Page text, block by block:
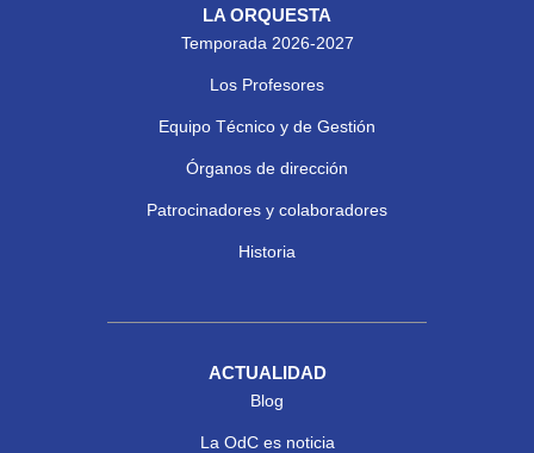
LA ORQUESTA
Temporada 2026-2027
Los Profesores
Equipo Técnico y de Gestión
Órganos de dirección
Patrocinadores y colaboradores
Historia
ACTUALIDAD
Blog
La OdC es noticia